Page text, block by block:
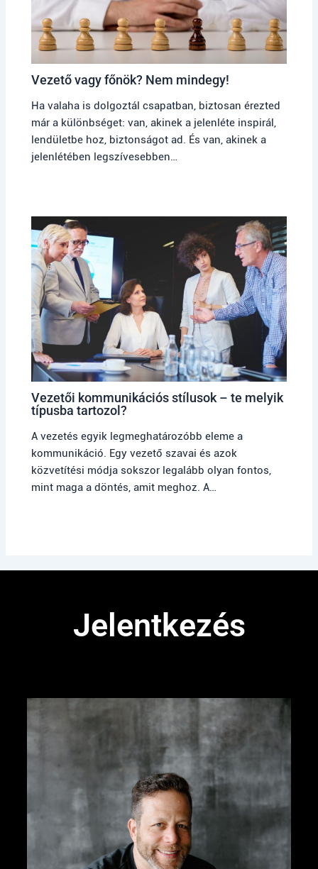
Vezető vagy főnök? Nem mindegy!
Ha valaha is dolgoztál csapatban, biztosan érezted
már a különbséget: van, akinek a jelenléte inspirál,
lendületbe hoz, biztonságot ad. És van, akinek a
jelenlétében legszívesebben…
Vezetői kommunikációs stílusok – te melyik
típusba tartozol?
A vezetés egyik legmeghatározóbb eleme a
kommunikáció. Egy vezető szavai és azok
közvetítési módja sokszor legalább olyan fontos,
mint maga a döntés, amit meghoz. A…
Jelentkezés